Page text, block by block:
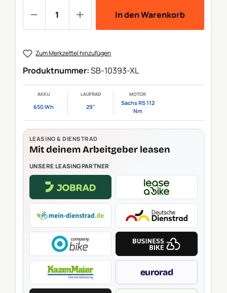
In den Warenkorb
Zum Merkzettel hinzufügen
Produktnummer:SB-10393-XL
AKKU
650 Wh
LAUFRAD
29"
MOTOR
Sachs RS 112
Nm
LEASING & DIENSTRAD
Mit deinem Arbeitgeber leasen
UNSERE LEASINGPARTNER
eurorad